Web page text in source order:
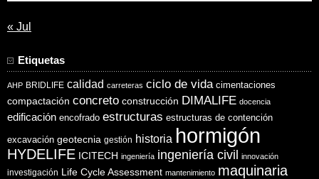
« Jul
Etiquetas
AHP BRIDLIFE calidad carreteras ciclo de vida cimentaciones
compactación concreto construcción DIMALIFE docencia
edificación encofrado estructuras estructuras de contención
excavación geotecnia gestión historia hormigón
HYDELIFE ICITECH ingeniería ingeniería civil innovación
investigación Life Cycle Assessment mantenimiento maquinaria